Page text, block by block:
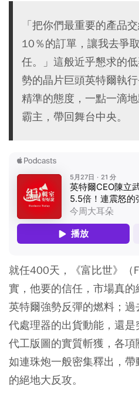
「把你們最重要的產品
10％的訂單，讓我去爭
任。」這般近乎懇求的
勢的晶片巨頭英特爾執
精準的態度，一點一滴
霸主，帶回舞台中央。
就任400天，《富比世》（
實，他要的信任，市場真
英特爾強勢反彈的燃料；
代處理器的出貨動能，還
代工版圖的實質斬獲，各項
如連珠炮一般密集釋出，
的絕地大反攻。